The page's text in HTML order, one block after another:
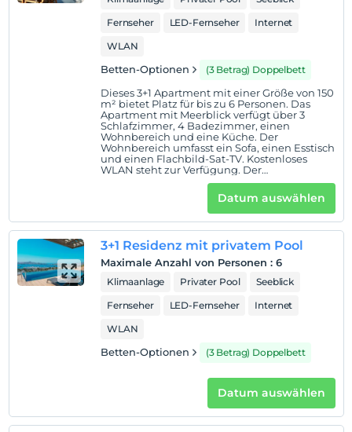
Haustiere sind erlaubt. Keine zusätzlichen Kosten.
Rauchen im Zimmer verboten
Kinder unter dem Alter von 12 können nicht
von Handtüchern.
Fernseher
LED-Fernseher
Internet
WLAN
Betten-Optionen (3 Betrag) Doppelbett
Dieses 3+1 Apartment mit einer Größe von 150
m² bietet Platz für bis zu 6 Personen. Das
Apartment mit Meerblick verfügt über 3
Schlafzimmer, 4 Badezimmer, einen
Wohnbereich und eine Küche. Der
Wohnbereich umfasst ein Sofa, einen Esstisch
und einen Flachbild-Sat-TV. Kostenloses
WLAN steht zur Verfügung. Der
Küchenbereich umfasst einen Kühlschrank,
einen Herd und einen Backofen sowie eine
Spülmaschine, einen Toaster, einen
Wasserkocher, Geschirr und Besteck.
Genießen Sie Ihre Mahlzeiten in Ihrer Küche,
verfügen außerdem über einen Safe,
Heizung, Klimaanlage, Waschmaschine und
Trockner sowie ein Bügeleisen/-brett. Zur
Badausstattung gehören Hausschuhe,
kostenlose Pflegeprodukte und eine Reihe
von Handtüchern.
Datum auswählen
3+1 Residenz mit privatem Pool
Maximale Anzahl von Personen : 6
Klimaanlage Privater Pool
Seeblick
Fernseher
LED-Fernseher
Internet
WLAN
Betten-Optionen (3 Betrag) Doppelbett
Datum auswählen